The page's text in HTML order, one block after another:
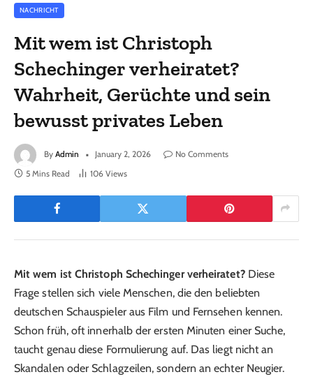
NACHRICHT
Mit wem ist Christoph
Schechinger verheiratet?
Wahrheit, Gerüchte und sein
bewusst privates Leben
By Admin January 2, 2026
No Comments
5 Mins Read
106 Views
Mit wem ist Christoph Schechinger verheiratet?Diese
Frage stellen sich viele Menschen, die den beliebten
deutschen Schauspieler aus Film und Fernsehen kennen.
Schon früh, oft innerhalb der ersten Minuten einer Suche,
taucht genau diese Formulierung auf. Das liegt nicht an
Skandalen oder Schlagzeilen, sondern an echter Neugier.